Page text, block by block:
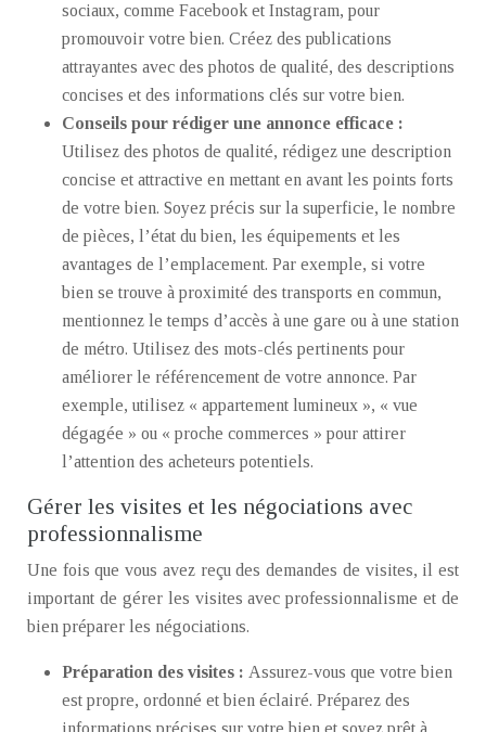
sociaux, comme Facebook et Instagram, pour
promouvoir votre bien. Créez des publications
attrayantes avec des photos de qualité, des descriptions
concises et des informations clés sur votre bien.
Conseils pour rédiger une annonce efficace :
Utilisez des photos de qualité, rédigez une description
concise et attractive en mettant en avant les points forts
de votre bien. Soyez précis sur la superficie, le nombre
de pièces, l’état du bien, les équipements et les
avantages de l’emplacement. Par exemple, si votre
bien se trouve à proximité des transports en commun,
mentionnez le temps d’accès à une gare ou à une station
de métro. Utilisez des mots-clés pertinents pour
améliorer le référencement de votre annonce. Par
exemple, utilisez « appartement lumineux », « vue
dégagée » ou « proche commerces » pour attirer
l’attention des acheteurs potentiels.
Gérer les visites et les négociations avec
professionnalisme
Une fois que vous avez reçu des demandes de visites, il est
important de gérer les visites avec professionnalisme et de
bien préparer les négociations.
Préparation des visites : Assurez-vous que votre bien
est propre, ordonné et bien éclairé. Préparez des
informations précises sur votre bien et soyez prêt à